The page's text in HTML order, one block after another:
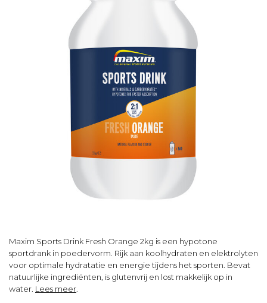
Maxim Sports Drink Fresh Orange 2kg is een hypotone
sportdrank in poedervorm. Rijk aan koolhydraten en elektrolyten
voor optimale hydratatie en energie tijdens het sporten. Bevat
natuurlijke ingrediënten, is glutenvrij en lost makkelijk op in
water. Lees meer